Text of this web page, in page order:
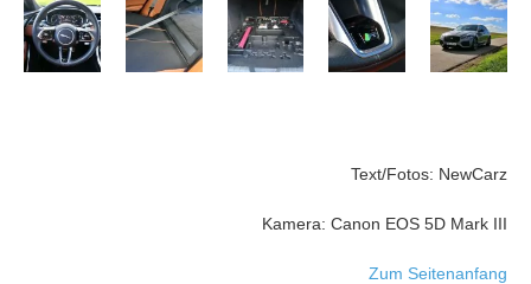
Text/Fotos: NewCarz
Kamera: Canon EOS 5D Mark III
Zum Seitenanfang